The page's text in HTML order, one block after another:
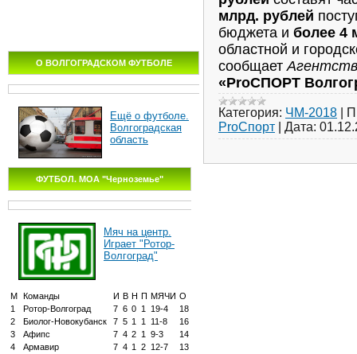
О ВОЛГОГРАДСКОМ ФУТБОЛЕ
Ещё о футболе.
Волгоградская
область
ФУТБОЛ. МОА "Черноземье"
Мяч на центр.
Играет "Ротор-
Волгоград"
М Команды И В Н П МЯЧИ О
1
Ротор-Волгоград 7 6 0 1 19-4
18
2
Биолог-Новокубанск 7 5 1 1 11-8
16
3
Афипс 7 4 2 1 9-3
14
4
Армавир 7 4 1 2 12-7
13
млрд. рублей
бюджета и более 4
областной и
сообщает
«ProСПОРТ
Категория: ЧМ-2018
ProСпорт
Дата: